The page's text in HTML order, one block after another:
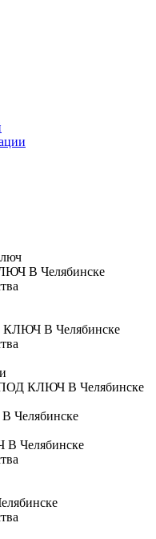
В Челябинске
В Челябинске
КЛЮЧ В Челябинске
Челябинске